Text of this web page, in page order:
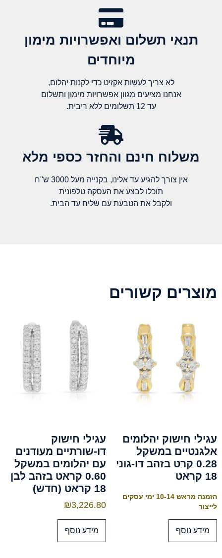
תנאי תשלום ואפשרויות מימון
מיוחדים
לא צריך לעשות אקזיט כדי לקנות יהלום,
אנחנו מציעים מגוון אפשרויות מימון ותשלום
עד 12 תשלומים ללא ריבית.
משלוח חינם והחזר כספי מלא​
אין צורך להגיע עד אלינו, בקנייה מעל 3000 ש"ח
תוכלו לבצע את העסקה טלפונית
ולקבל את הטבעת עם שליח עד הבית.
מוצרים קשורים
עגילי חישוק יהלומים
אלגנטיים במשקל
0.28 קרט בזהב דו-גוני
18 קראט
הזמנה מראש 10-14 ימי עסקים
לייצור
מידע נוסף
עגילי חישוק
דו-שורתיים מעודנים
עם יהלומים במשקל
0.60 קראט בזהב לבן
18 קראט (חדש)
₪3,226.80
מידע נוסף